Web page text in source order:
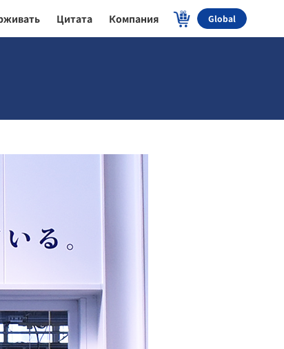
Цитата Компания Global